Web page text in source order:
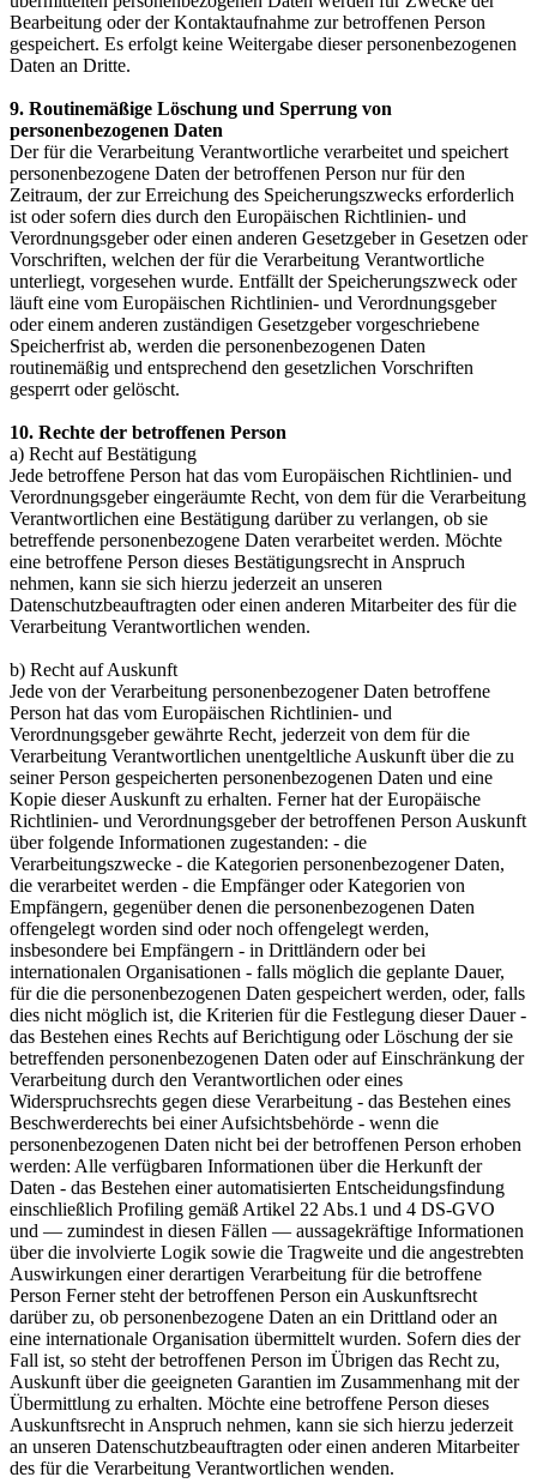
Bearbeitung oder der Kontaktaufnahme zur betroffenen Person
gespeichert. Es erfolgt keine Weitergabe dieser personenbezogenen
Daten an Dritte.
9. Routinemäßige Löschung und Sperrung von
personenbezogenen Daten
Der für die Verarbeitung Verantwortliche verarbeitet und speichert
personenbezogene Daten der betroffenen Person nur für den
Zeitraum, der zur Erreichung des Speicherungszwecks erforderlich
ist oder sofern dies durch den Europäischen Richtlinien- und
Verordnungsgeber oder einen anderen Gesetzgeber in Gesetzen oder
Vorschriften, welchen der für die Verarbeitung Verantwortliche
unterliegt, vorgesehen wurde. Entfällt der Speicherungszweck oder
läuft eine vom Europäischen Richtlinien- und Verordnungsgeber
oder einem anderen zuständigen Gesetzgeber vorgeschriebene
Speicherfrist ab, werden die personenbezogenen Daten
routinemäßig und entsprechend den gesetzlichen Vorschriften
gesperrt oder gelöscht.
10. Rechte der betroffenen Person
a) Recht auf Bestätigung
Jede betroffene Person hat das vom Europäischen Richtlinien- und
Verordnungsgeber eingeräumte Recht, von dem für die Verarbeitung
Verantwortlichen eine Bestätigung darüber zu verlangen, ob sie
betreffende personenbezogene Daten verarbeitet werden. Möchte
eine betroffene Person dieses Bestätigungsrecht in Anspruch
nehmen, kann sie sich hierzu jederzeit an unseren
Datenschutzbeauftragten oder einen anderen Mitarbeiter des für die
Verarbeitung Verantwortlichen wenden.
b) Recht auf Auskunft
Jede von der Verarbeitung personenbezogener Daten betroffene
Person hat das vom Europäischen Richtlinien- und
Verordnungsgeber gewährte Recht, jederzeit von dem für die
Verarbeitung Verantwortlichen unentgeltliche Auskunft über die zu
seiner Person gespeicherten personenbezogenen Daten und eine
Kopie dieser Auskunft zu erhalten. Ferner hat der Europäische
Richtlinien- und Verordnungsgeber der betroffenen Person Auskunft
über folgende Informationen zugestanden: - die
Verarbeitungszwecke - die Kategorien personenbezogener Daten,
die verarbeitet werden - die Empfänger oder Kategorien von
Empfängern, gegenüber denen die personenbezogenen Daten
offengelegt worden sind oder noch offengelegt werden,
insbesondere bei Empfängern - in Drittländern oder bei
internationalen Organisationen - falls möglich die geplante Dauer,
für die die personenbezogenen Daten gespeichert werden, oder, falls
dies nicht möglich ist, die Kriterien für die Festlegung dieser Dauer -
das Bestehen eines Rechts auf Berichtigung oder Löschung der sie
betreffenden personenbezogenen Daten oder auf Einschränkung der
Verarbeitung durch den Verantwortlichen oder eines
Widerspruchsrechts gegen diese Verarbeitung - das Bestehen eines
Beschwerderechts bei einer Aufsichtsbehörde - wenn die
personenbezogenen Daten nicht bei der betroffenen Person erhoben
werden: Alle verfügbaren Informationen über die Herkunft der
Daten - das Bestehen einer automatisierten Entscheidungsfindung
einschließlich Profiling gemäß Artikel 22 Abs.1 und 4 DS-GVO
und — zumindest in diesen Fällen — aussagekräftige Informationen
über die involvierte Logik sowie die Tragweite und die angestrebten
Auswirkungen einer derartigen Verarbeitung für die betroffene
Person Ferner steht der betroffenen Person ein Auskunftsrecht
darüber zu, ob personenbezogene Daten an ein Drittland oder an
eine internationale Organisation übermittelt wurden. Sofern dies der
Fall ist, so steht der betroffenen Person im Übrigen das Recht zu,
Auskunft über die geeigneten Garantien im Zusammenhang mit der
Übermittlung zu erhalten. Möchte eine betroffene Person dieses
Auskunftsrecht in Anspruch nehmen, kann sie sich hierzu jederzeit
an unseren Datenschutzbeauftragten oder einen anderen Mitarbeiter
des für die Verarbeitung Verantwortlichen wenden.